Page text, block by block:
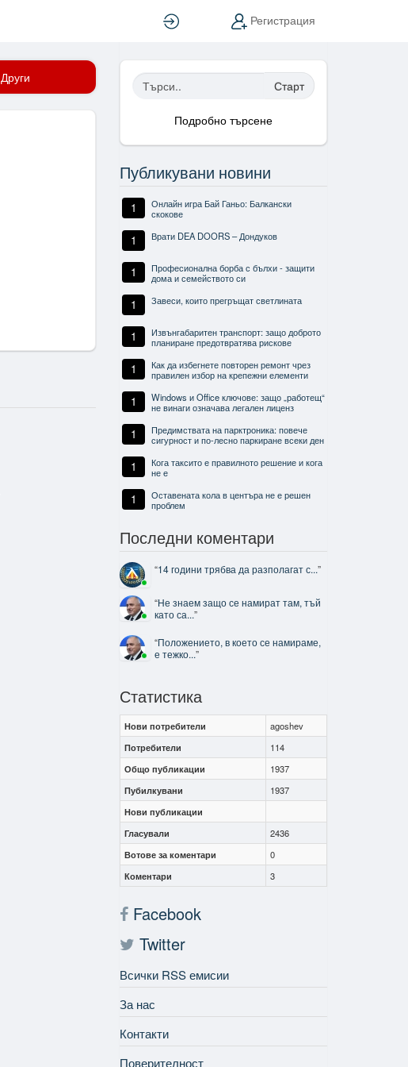
Регистрация
Други
Старт
Подробно търсене
Публикувани новини
1
Онлайн игра Бай Ганьо: Балкански
скокове
1 Врати DEA DOORS – Дондуков
1
Професионална борба с бълхи - защити
дома и семейството си
1 Завеси, които прегръщат светлината
1
Извънгабаритен транспорт: защо доброто
планиране предотвратява рискове
1
Как да избегнете повторен ремонт чрез
правилен избор на крепежни елементи
1
Windows и Office ключове: защо „работещ“
не винаги означава легален лиценз
1
Предимствата на парктроника: повече
сигурност и по-лесно паркиране всеки ден
1
Кога таксито е правилното решение и кога
не е
1
Оставената кола в центъра не е решен
проблем
Последни коментари
“14 години трябва да разполагат с...”
“Не знаем защо се намират там, тъй
като са...”
“Положението, в което се намираме,
е тежко...”
Статистика
Нови потребители
agoshev
Потребители
114
Общо публикации
1937
Пубилкувани
1937
Нови публикации
Гласували
2436
Вотове за коментари
0
Коментари
3
Facebook
Twitter
Всички RSS емисии
За нас
Контакти
Поверителност